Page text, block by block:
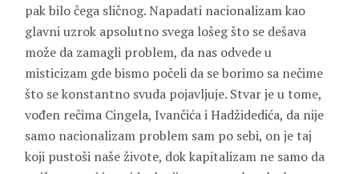
pak bilo čega sličnog. Napadati nacionalizam kao
glavni uzrok apsolutno svega lošeg što se dešava
može da zamagli problem, da nas odvede u
misticizam gde bismo počeli da se borimo sa nečime
što se konstantno svuda pojavljuje. Stvar je u tome,
vođen rečima Cingela, Ivančića i Hadžidedića, da nije
samo nacionalizam problem sam po sebi, on je taj
koji pustoši naše živote, dok kapitalizam ne samo da